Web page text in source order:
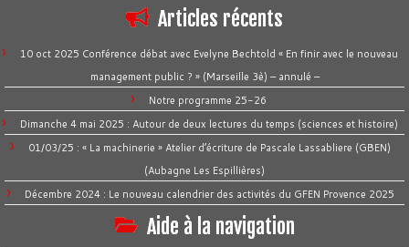
Articles récents
10 oct 2025 Conférence débat avec Evelyne Bechtold « En finir avec le nouveau
management public ? » (Marseille 3è) – annulé –
Notre programme 25-26
Dimanche 4 mai 2025 : Autour de deux lectures du temps (sciences et histoire)
01/03/25 : « La machinerie » Atelier d’écriture de Pascale Lassabliere (GBEN)
(Aubagne Les Espillières)
Décembre 2024 : Le nouveau calendrier des activités du GFEN Provence 2025
Aide à la navigation